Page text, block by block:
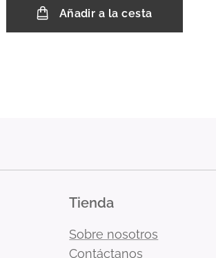
Añadir a la cesta
Tienda
Sobre nosotros
Contáctanos